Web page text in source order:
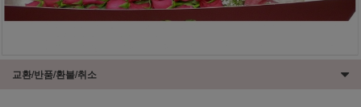
교환/반품/환불/취소